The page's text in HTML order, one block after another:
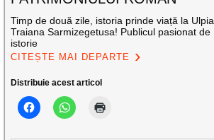
Timp de două zile, istoria prinde viață la Ulpia
Traiana Sarmizegetusa! Publicul pasionat de
istorie
CITEȘTE MAI DEPARTE
Distribuie acest articol